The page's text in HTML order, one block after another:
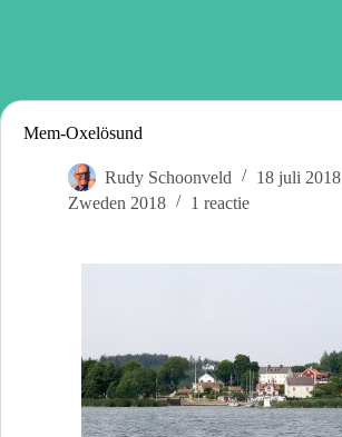
Mem-Oxelösund
Rudy Schoonveld
18 juli 2018
Zweden 2018
1 reactie